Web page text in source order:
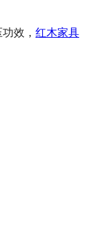
效， 红木家具